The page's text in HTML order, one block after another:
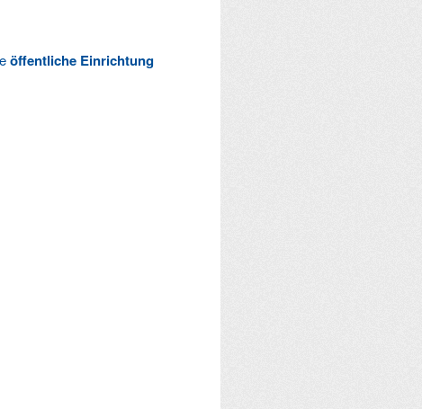
öffentliche Einrichtung